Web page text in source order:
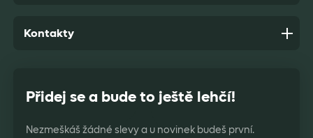
Přidej se a bude to ještě lehčí!
Nezmeškáš žádné slevy a u novinek budeš první.
Kontakty